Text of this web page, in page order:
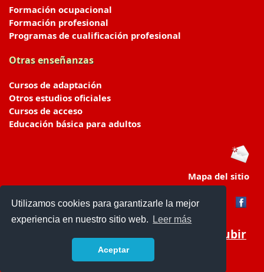
Utilizamos cookies para garantizarle la mejor
experiencia en nuestro sitio web.
Leer más
Aceptar
Formación ocupacional
Formación profesional
Programas de cualificación profesional
Otras enseñanzas
Cursos de adaptación
Otros estudios oficiales
Cursos de acceso
Educación básica para adultos
Mapa del sitio
Subir